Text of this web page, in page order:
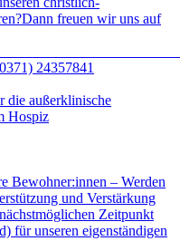
freuen wir uns auf
Kontakt
24357841
die außerklinische
Hospiz
Bewohner:innen – Werden
und Verstärkung
Zeitpunkt
für unseren eigenständigen